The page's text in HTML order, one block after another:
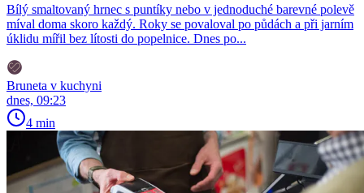
Bílý smaltovaný hrnec s puntíky nebo v jednoduché barevné polevě
míval doma skoro každý. Roky se povaloval po půdách a při jarním
úklidu mířil bez lítosti do popelnice. Dnes po...
Bruneta v kuchyni
dnes, 09:23
4 min